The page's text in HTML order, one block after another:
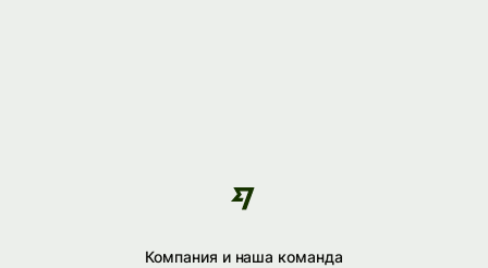
Компания и наша команда